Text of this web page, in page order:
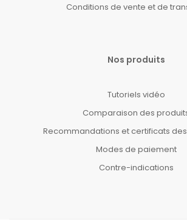
Conditions de vente et de
Nos produits
Tutoriels vidéo
Comparaison des
Recommandations et certificats
Modes de paiement
Contre-indications